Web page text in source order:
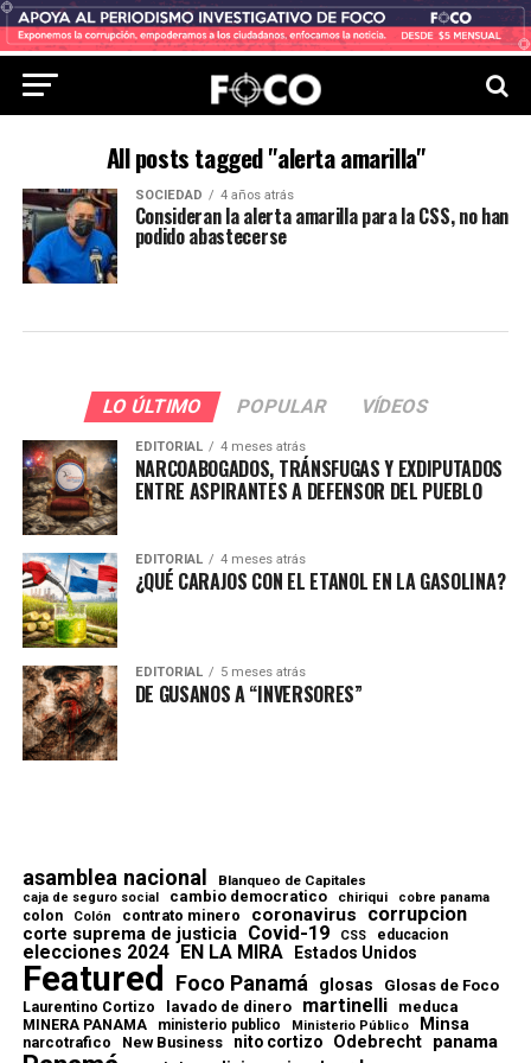
All posts tagged "alerta amarilla"
SOCIEDAD 4 años atrás
Consideran la alerta amarilla para la CSS, no han
podido abastecerse
LO ÚLTIMO POPULAR VÍDEOS
EDITORIAL 4 meses atrás
NARCOABOGADOS, TRÁNSFUGAS Y EXDIPUTADOS
ENTRE ASPIRANTES A DEFENSOR DEL PUEBLO
EDITORIAL 4 meses atrás
¿QUÉ CARAJOS CON EL ETANOL EN LA GASOLINA?
EDITORIAL 5 meses atrás
DE GUSANOS A “INVERSORES”
asamblea nacional Blanqueo de Capitales
caja de seguro social cambio democratico chiriqui cobre panama
colon Colón contrato minero coronavirus corrupcion
corte suprema de justicia Covid-19 CSS educacion
elecciones 2024 EN LA MIRA Estados Unidos
Featured Foco Panamá glosas Glosas de Foco
Laurentino Cortizo lavado de dinero martinelli meduca
MINERA PANAMA ministerio publico Ministerio Público Minsa
narcotrafico New Business nito cortizo Odebrecht panama